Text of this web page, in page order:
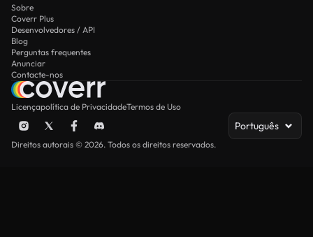
Sobre
Coverr Plus
Desenvolvedores / API
Blog
Perguntas frequentes
Anunciar
Contacte-nos
Licençapolítica de PrivacidadeTermos de Uso
Português
Direitos autorais © 2026. Todos os direitos reservados.